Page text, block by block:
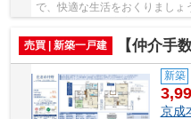
で、快適な生活をおくりまし
売買 | 新築一戸建
【仲介手数
新築
京成